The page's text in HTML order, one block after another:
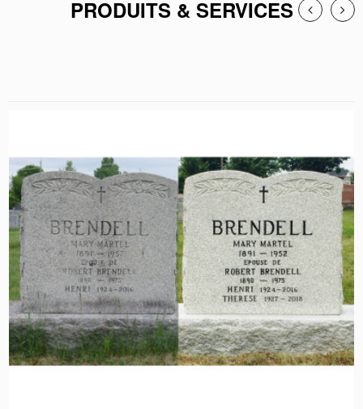
PRODUITS & SERVICES